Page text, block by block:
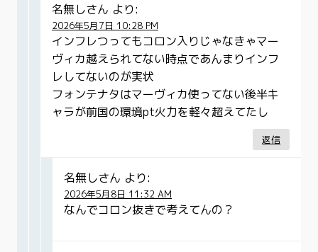
名無しさん より:
2026年5月7日 10:28 PM
インフレつってもコロン入りじゃなきゃマー
ヴィカ越えられてない時点であんまりインフ
レしてないのが実状
フォンテナタはマーヴィカ使ってない後半キ
ャラが前国の環境pt火力を軽々超えてたし
返信
名無しさん より:
2026年5月8日 11:32 AM
なんでコロン抜きで考えてんの？